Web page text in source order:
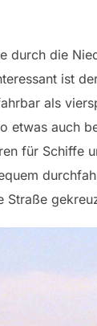
durch die
ist
als
etwas auch
für Schiffe
Straße